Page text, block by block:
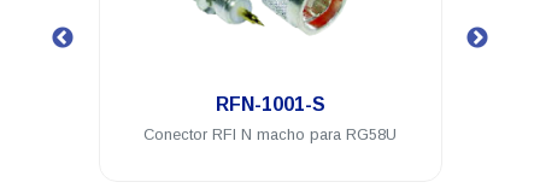
RFN-1001-S
Conector RFI N macho para RG58U